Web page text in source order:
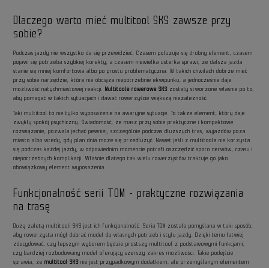
Dlaczego warto mieć multitool SKS zawsze przy
sobie?
Podczas jazdy nie wszystko da się przewidzieć. Czasem poluzuje się drobny element, czasem
pojawi się potrzeba szybkiej korekty, a czasem niewielka usterka sprawi, że dalsza jazda
stanie się mniej komfortowa albo po prostu problematyczna. W takich chwilach dobrze mieć
przy sobie narzędzie, które nie obciąża niepotrzebnie ekwipunku, a jednocześnie daje
możliwość natychmiastowej reakcji. Multitoole rowerowe SKS zostały stworzone właśnie po to,
aby pomagać w takich sytuacjach i dawać rowerzyście większą niezależność.
Taki multitool to nie tylko wyposażenie na awaryjne sytuacje. To także element, który daje
zwykły spokój psychiczny. Świadomość, że masz przy sobie praktyczne i kompaktowe
rozwiązanie, pozwala jechać pewniej, szczególnie podczas dłuższych tras, wyjazdów poza
miasto albo wtedy, gdy plan dnia może się przedłużyć. Nawet jeśli z multitoola nie korzysta
się podczas każdej jazdy, w odpowiednim momencie potrafi oszczędzić sporo nerwów, czasu i
niepotrzebnych komplikacji. Właśnie dlatego tak wielu rowerzystów traktuje go jako
obowiązkowy element wyposażenia.
Funkcjonalność serii TOM - praktyczne rozwiązania
na trasę
Dużą zaletą multitooli SKS jest ich funkcjonalność. Seria TOM została pomyślana w taki sposób,
aby rowerzysta mógł dobrać model do własnych potrzeb i stylu jazdy. Dzięki temu łatwiej
zdecydować, czy lepszym wyborem będzie prostszy multitool z podstawowymi funkcjami,
czy bardziej rozbudowany model oferujący szerszy zakres możliwości. Takie podejście
sprawia, żemultitool SKS nie jest przypadkowym dodatkiem, ale przemyślanym elementem